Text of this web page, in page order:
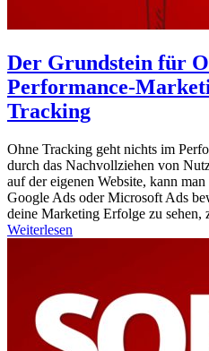
Der Grundstein für
Performance-
Tracking
Ohne Tracking geht nichts im
durch das Nachvollziehen von
auf der eigenen Website, kann
Google Ads oder Microsoft Ads
deine Marketing Erfolge zu sehen,
Weiterlesen